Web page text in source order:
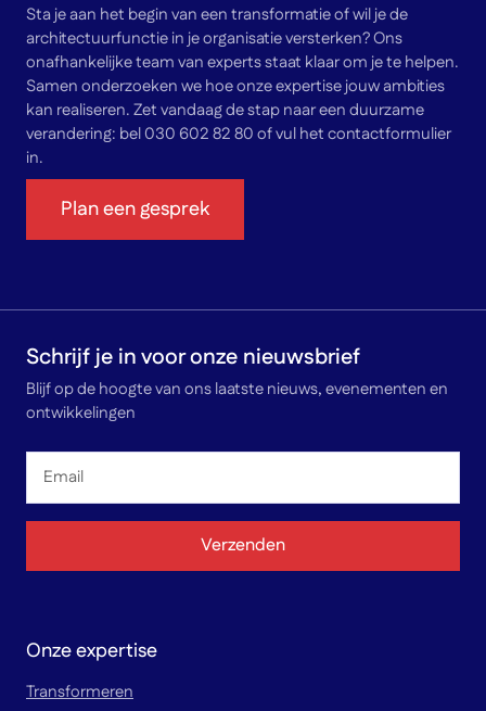
Sta je aan het begin van een transformatie of wil je de
architectuurfunctie in je organisatie versterken? Ons
onafhankelijke team van experts staat klaar om je te helpen.
Samen onderzoeken we hoe onze expertise jouw ambities
kan realiseren. Zet vandaag de stap naar een duurzame
verandering: bel 030 602 82 80 of vul het contactformulier
in.
Plan een gesprek
Schrijf je in voor onze nieuwsbrief
Blijf op de hoogte van ons laatste nieuws, evenementen en
ontwikkelingen
Email
Verzenden
Onze expertise
Transformeren